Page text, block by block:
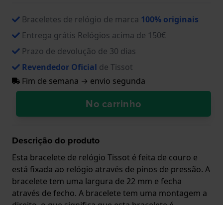
Braceletes de relógio de marca 100% originais
Entrega grátis Relógios acima de 150€
Prazo de devolução de 30 dias
Revendedor Oficial de Tissot
Fim de semana → envio segunda
No carrinho
Descrição do produto
Esta bracelete de relógio Tissot é feita de couro e
está fixada ao relógio através de pinos de pressão. A
bracelete tem uma largura de 22 mm e fecha
através de fecho. A bracelete tem uma montagem a